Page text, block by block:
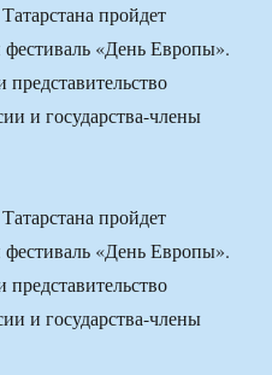
пройдет
«День Европы».
и государства-члены
пройдет
«День Европы».
и государства-члены